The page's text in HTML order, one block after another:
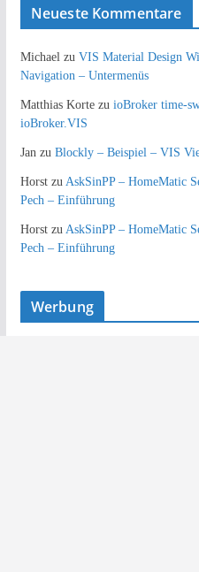
Neueste Kommentare
Michaelzu VIS Material Design
Navigation – Untermenüs
Matthias Kortezu ioBroker time-
ioBroker.VIS
Janzu Blockly – Beispiel – VIS
Horstzu AskSinPP – HomeMatic
Pech – Einführung
Horstzu AskSinPP – HomeMatic
Pech – Einführung
Werbung